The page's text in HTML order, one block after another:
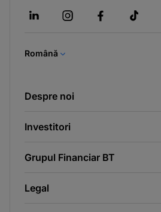
a
Română
Despre noi
Investitori
Grupul Financiar BT
Legal